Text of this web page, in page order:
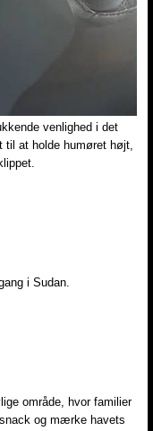
venlighed i det
til at holde humøret højt,
i Sudan.
område, hvor familier
og mærke havets